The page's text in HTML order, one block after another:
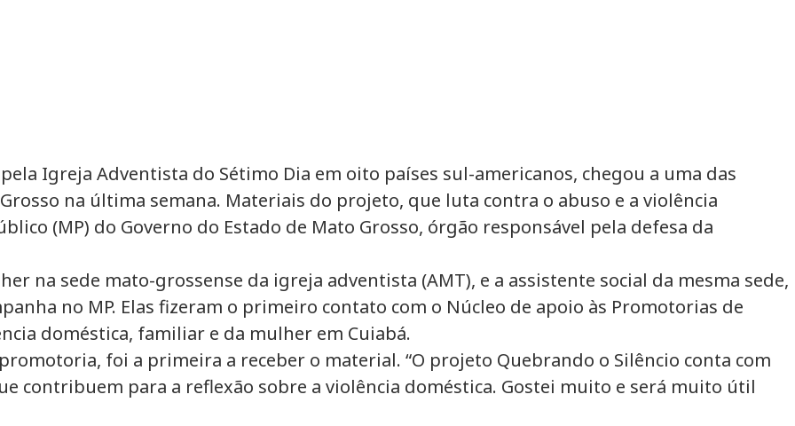
Igreja Adventista do Sétimo Dia em oito países sul-americanos, chegou a uma das
na última semana. Materiais do projeto, que luta contra o abuso e a violência
(MP) do Governo do Estado de Mato Grosso, órgão responsável pela defesa da
na sede mato-grossense da igreja adventista (AMT), e a assistente social da mesma sede,
no MP. Elas fizeram o primeiro contato com o Núcleo de apoio às Promotorias de
doméstica, familiar e da mulher em Cuiabá.
foi a primeira a receber o material. “O projeto Quebrando o Silêncio conta com
contribuem para a reflexão sobre a violência doméstica. Gostei muito e será muito útil